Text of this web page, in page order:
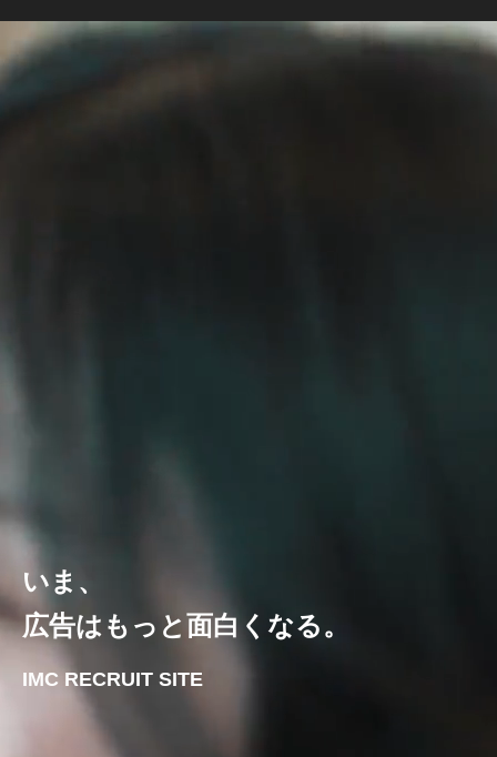
いま、
広告はもっと面白くなる。
IMC RECRUIT SITE